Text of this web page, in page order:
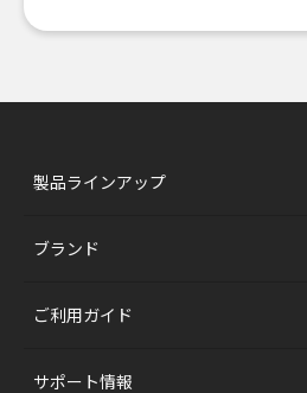
製品ラインアップ
ブランド
ご利用ガイド
サポート情報